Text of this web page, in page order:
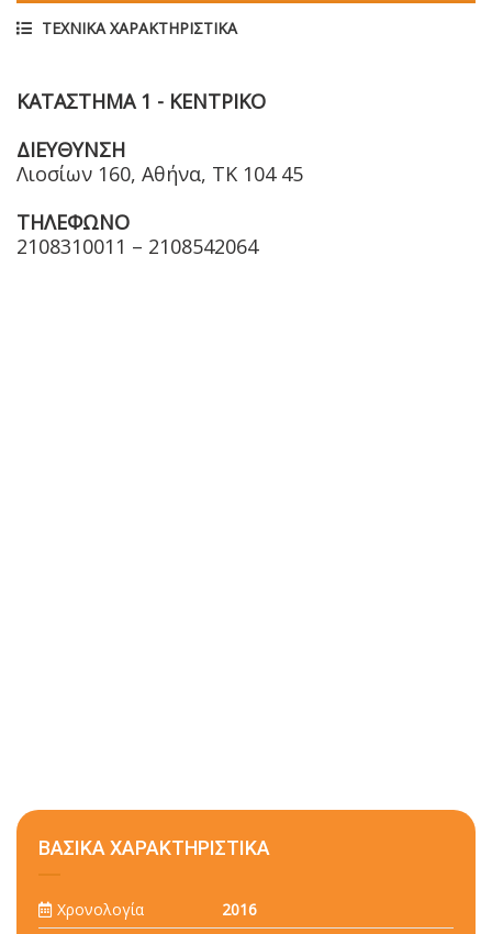
ΤΕΧΝΙΚΑ ΧΑΡΑΚΤΗΡΙΣΤΙΚΑ
ΚΑΤΑΣΤΗΜΑ 1 - ΚΕΝΤΡΙΚΟ
ΔΙΕΥΘΥΝΣΗ
Λιοσίων 160, Αθήνα, ΤΚ 104 45
ΤΗΛΕΦΩΝΟ
2108310011 – 2108542064
ΒΑΣΙΚΑ ΧΑΡΑΚΤΗΡΙΣΤΙΚΑ
Χρονολογία
2016